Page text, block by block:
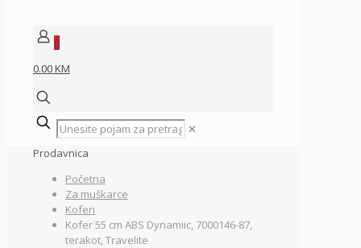
0
0.00 KM
✕
Prodavnica
Početna
Za muškarce
Koferi
Kofer 55 cm ABS Dynamiic, 7000146-87,
terakot, Travelite